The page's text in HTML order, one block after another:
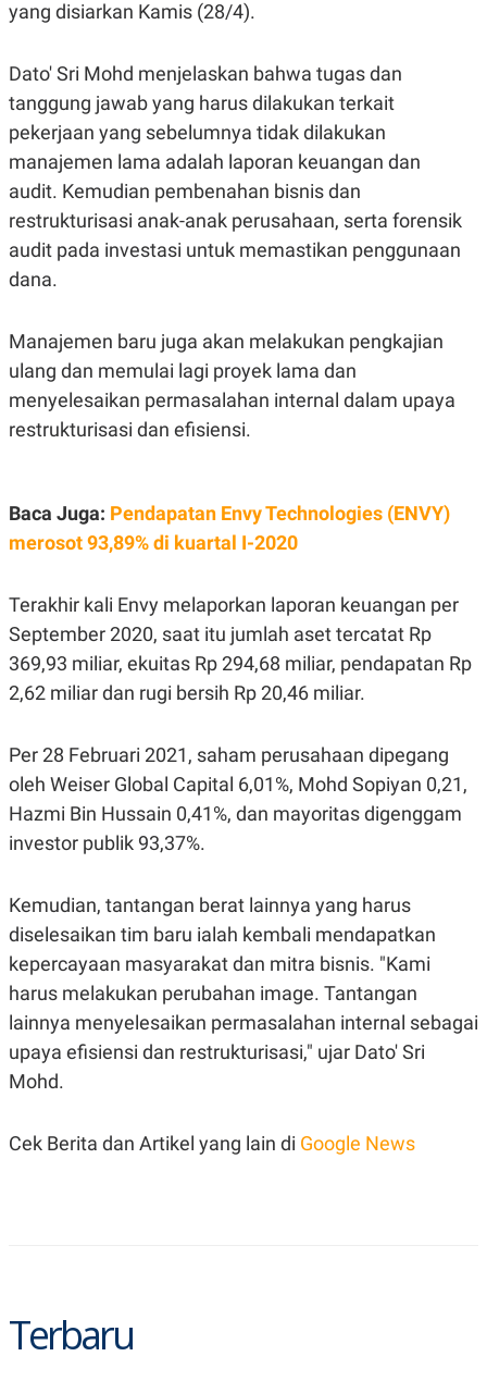
S
A
A
A
A
G
K
O
N
T
N
T
V
L
I
P
S
S
K
N
T
A
A
D
E
P
E
S
S
E
A
S
D
L
A
N
G
A
N
E
A
K
I
E
E
M
T
N
P
A
E
D
V
R
I
S
N
M
E
SITEMAPPROFILE
yang disiarkan Kamis (28/4).
Dato' Sri Mohd menjelaskan bahwa tugas dan
tanggung jawab yang harus dilakukan terkait
pekerjaan yang sebelumnya tidak dilakukan
manajemen lama adalah laporan keuangan dan
audit. Kemudian pembenahan bisnis dan
restrukturisasi anak-anak perusahaan, serta forensik
audit pada investasi untuk memastikan penggunaan
dana.
Manajemen baru juga akan melakukan pengkajian
ulang dan memulai lagi proyek lama dan
menyelesaikan permasalahan internal dalam upaya
restrukturisasi dan efisiensi.
Baca Juga: Pendapatan Envy Technologies (ENVY)
merosot 93,89% di kuartal I-2020
Terakhir kali Envy melaporkan laporan keuangan per
September 2020, saat itu jumlah aset tercatat Rp
369,93 miliar, ekuitas Rp 294,68 miliar, pendapatan Rp
2,62 miliar dan rugi bersih Rp 20,46 miliar.
Per 28 Februari 2021, saham perusahaan dipegang
oleh Weiser Global Capital 6,01%, Mohd Sopiyan 0,21,
Hazmi Bin Hussain 0,41%, dan mayoritas digenggam
investor publik 93,37%.
Kemudian, tantangan berat lainnya yang harus
diselesaikan tim baru ialah kembali mendapatkan
kepercayaan masyarakat dan mitra bisnis. "Kami
harus melakukan perubahan image. Tantangan
lainnya menyelesaikan permasalahan internal sebagai
upaya efisiensi dan restrukturisasi," ujar Dato' Sri
Mohd.
Cek Berita dan Artikel yang lain di Google News
Terbaru